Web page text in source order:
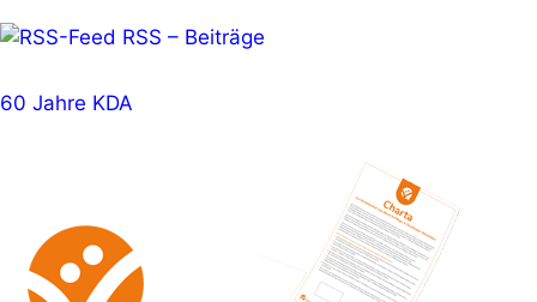
RSS – Beiträge
60 Jahre KDA